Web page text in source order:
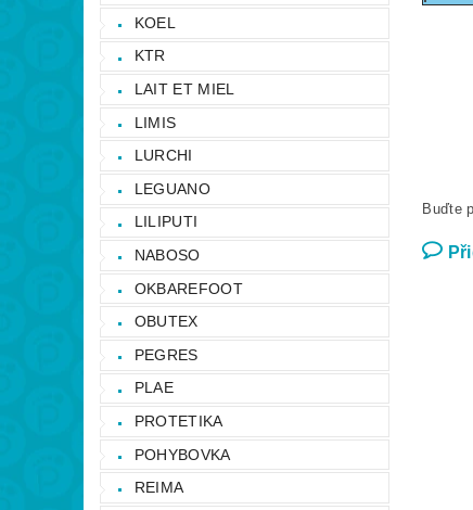
KOEL
KTR
LAIT ET MIEL
LIMIS
LURCHI
LEGUANO
LILIPUTI
NABOSO
OKBAREFOOT
OBUTEX
PEGRES
PLAE
PROTETIKA
POHYBOVKA
REIMA
Buďte